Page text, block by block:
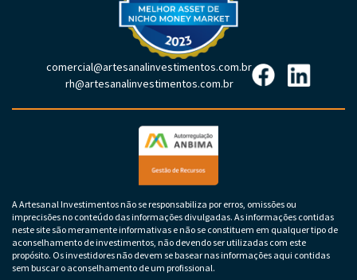
comercial@artesanalinvestimentos.com.br
rh@artesanalinvestimentos.com.br
A Artesanal Investimentos não se responsabiliza por erros, omissões ou
imprecisões no conteúdo das informações divulgadas. As informações contidas
neste site são meramente informativas e não se constituem em qualquer tipo de
aconselhamento de investimentos, não devendo ser utilizadas com este
propósito. Os investidores não devem se basear nas informações aqui contidas
sem buscar o aconselhamento de um profissional.